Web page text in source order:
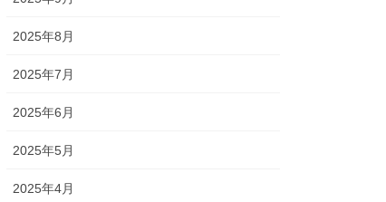
2025年8月
2025年7月
2025年6月
2025年5月
2025年4月